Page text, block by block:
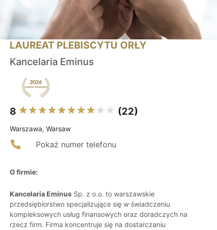
LAUREAT PLEBISCYTU ORŁY
Kancelaria Eminus
8 (22)
Warszawa, Warsaw
Pokaż numer telefonu
O firmie:
Kancelaria Eminus Sp. z o.o. to warszawskie
przedsiębiorstwo specjalizujące się w świadczeniu
kompleksowych usług finansowych oraz doradczych na
rzecz firm. Firma koncentruje się na dostarczaniu